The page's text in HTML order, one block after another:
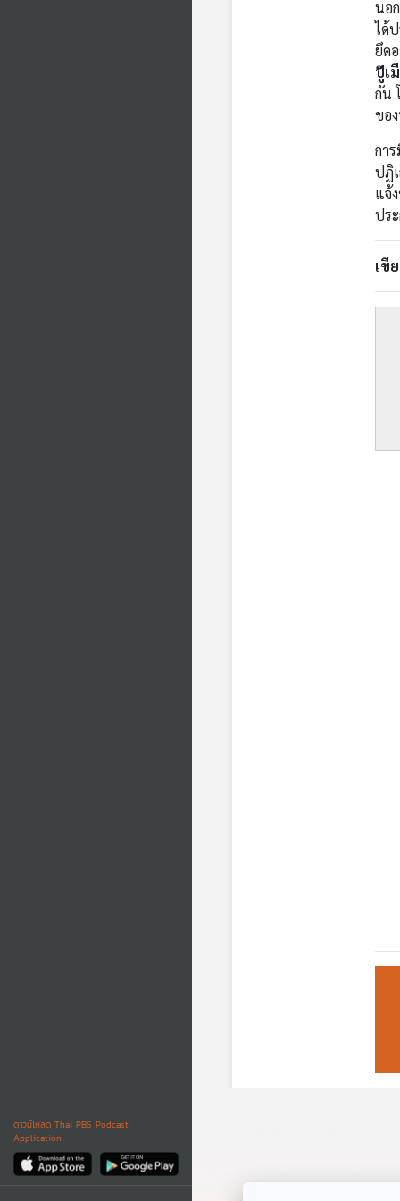
ดาวน์โหลด Thai PBS Podcast
Application
นอ
ได้
ยึด
ปู๊เ
กัน
ขอ
กา
ปฏิ
แจ้
ปร
เขี